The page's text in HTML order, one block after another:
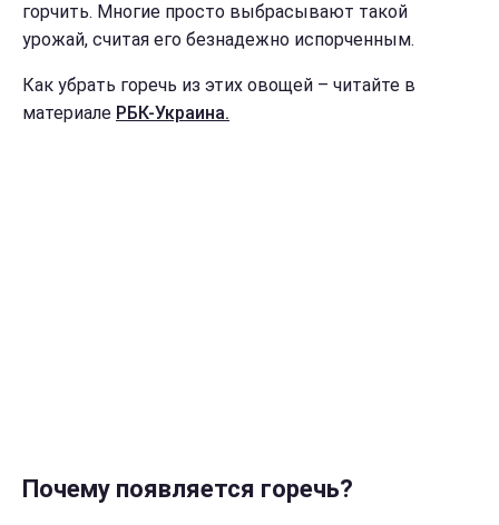
горчить. Многие просто выбрасывают такой
урожай, считая его безнадежно испорченным.
Как убрать горечь из этих овощей – читайте в
материале РБК-Украина.
Почему появляется горечь?